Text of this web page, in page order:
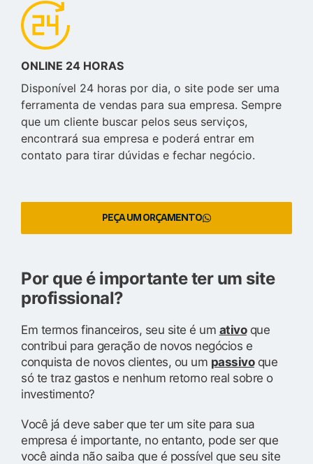
ONLINE 24 HORAS
Disponível 24 horas por dia, o site pode ser uma
ferramenta de vendas para sua empresa. Sempre
que um cliente buscar pelos seus serviços,
encontrará sua empresa e poderá entrar em
contato para tirar dúvidas e fechar negócio.
PEÇA UM ORÇAMENTO
Por que é importante ter um site
profissional?
Em termos financeiros, seu site é um ativoque
contribui para geração de novos negócios e
conquista de novos clientes, ou um passivoque
só te traz gastos e nenhum retorno real sobre o
investimento?
Você já deve saber que ter um site para sua
empresa é importante, no entanto, pode ser que
você ainda não saiba que é possível que seu site